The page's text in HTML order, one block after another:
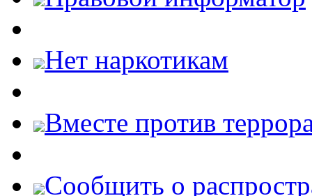
Нет наркотикам
Вместе против
Cообщить о